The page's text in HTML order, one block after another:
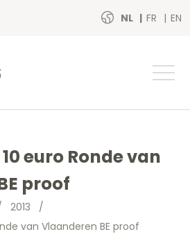
NL FR EN
euro Ronde van
proof
2013 /
van Vlaanderen BE proof